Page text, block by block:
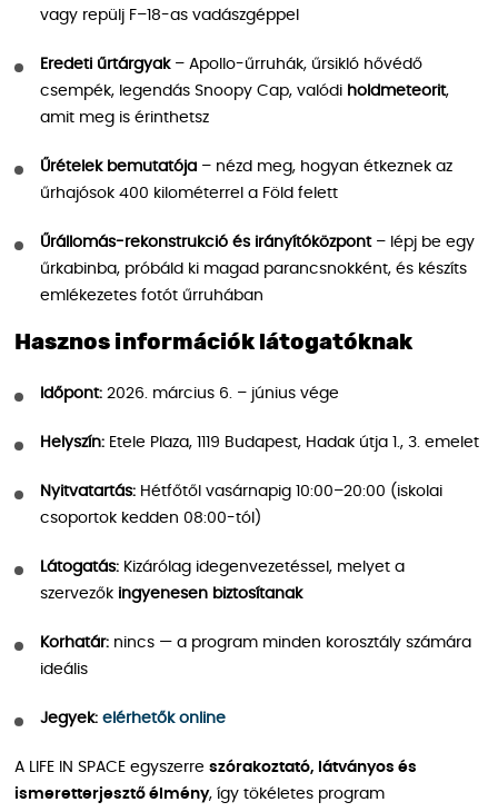
vagy repülj F–18-as vadászgéppel
Eredeti űrtárgyak– Apollo-űrruhák, űrsikló hővédő
csempék, legendás Snoopy Cap, valódi holdmeteorit,
amit meg is érinthetsz
Űrételek bemutatója – nézd meg, hogyan étkeznek az
űrhajósok 400 kilométerrel a Föld felett
Űrállomás-rekonstrukció és irányítóközpont– lépj be egy
űrkabinba, próbáld ki magad parancsnokként, és készíts
emlékezetes fotót űrruhában
Hasznos információk látogatóknak
Időpont: 2026. március 6. – június vége
Helyszín: Etele Plaza, 1119 Budapest, Hadak útja 1., 3. emelet
Nyitvatartás: Hétfőtől vasárnapig 10:00–20:00 (iskolai
csoportok kedden 08:00-tól)
Látogatás: Kizárólag idegenvezetéssel, melyet a
szervezők ingyenesen biztosítanak
Korhatár: nincs — a program minden korosztály számára
ideális
Jegyek: elérhetők online
A LIFE IN SPACE egyszerre szórakoztató, látványos és
ismeretterjesztő élmény, így tökéletes program